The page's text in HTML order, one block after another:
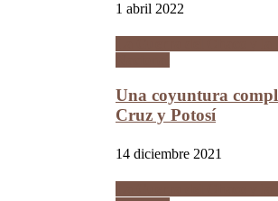
1 abril 2022
Una coyuntura
Cruz y Potosí
14 diciembre 2021